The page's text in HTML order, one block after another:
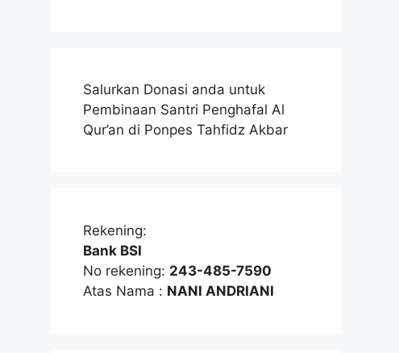
Salurkan Donasi anda untuk
Pembinaan Santri Penghafal Al
Qur’an di Ponpes Tahfidz Akbar
Rekening:
Bank BSI
No rekening: 243-485-7590
Atas Nama : NANI ANDRIANI